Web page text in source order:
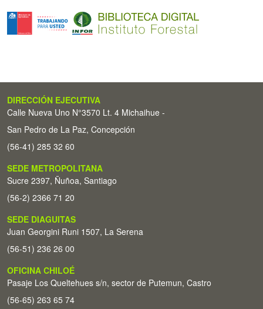
DIRECCIÓN EJECUTIVA
Calle Nueva Uno N°3570 Lt. 4 Michaihue -
San Pedro de La Paz, Concepción
(56-41) 285 32 60
SEDE METROPOLITANA
Sucre 2397, Ñuñoa, Santiago
(56-2) 2366 71 20
SEDE DIAGUITAS
Juan Georgini Runi 1507, La Serena
(56-51) 236 26 00
OFICINA CHILOÉ
Pasaje Los Queltehues s/n, sector de Putemun, Castro
(56-65) 263 65 74